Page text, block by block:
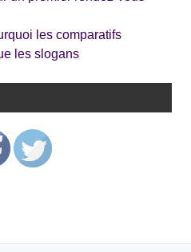
les comparatifs
les slogans